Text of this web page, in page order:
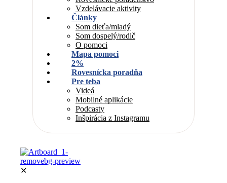
Vzdelávacie aktivity
Články
Som dieťa/mladý
Som dospelý/rodič
O pomoci
Mapa pomoci
2%
Rovesnícka poradňa
Pre teba
Videá
Mobilné aplikácie
Podcasty
Inšpirácia z Instagramu
✕